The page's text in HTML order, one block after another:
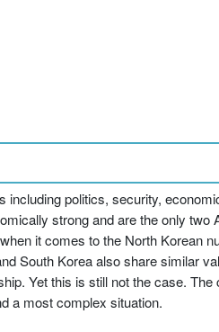
politics, security,
strong and are the only
it comes to the North Korean
South Korea also share similar
Yet this is still not the case.
a most complex situation.